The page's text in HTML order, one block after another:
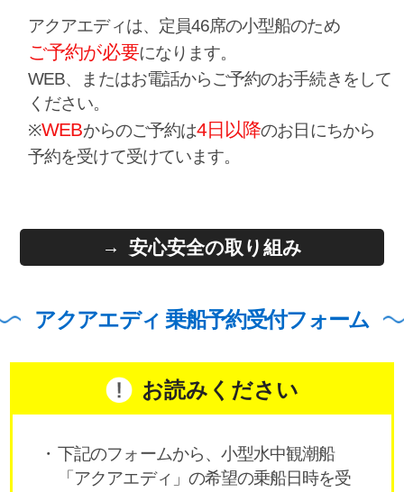
アクアエディは、定員46席の小型船のため
ご予約が必要になります。
WEB、またはお電話からご予約のお手続きをして
ください。
※WEBからのご予約は4日以降のお日にちから
予約を受けて受けています。
安心安全の取り組み
アクアエディ 乗船予約受付フォーム
お読みください
下記のフォームから、小型水中観潮船
「アクアエディ」の希望の乗船日時を受